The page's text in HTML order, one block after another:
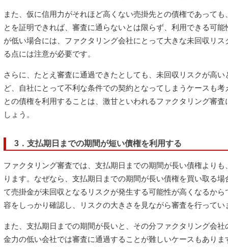
また、仮に信用力がそれほど高くない売掛先との債権であって
とを証明できれば、審査に通らないとは限らず、利用できる可
が低い場合には、ファクタリング会社にとって大きな未回収リ
る点には注意が必要です。
さらに、たとえ審査に通過できたとしても、未回収リスクが高
ど、自社にとって不利な条件での契約となってしまうケースも
との債権を利用することは、激甘といわれるファクタリング審
しょう。
3．支払期日までの期間が短い債権を利用する
ファクタリング審査では、支払期日までの期間が長い債権より
ります。なぜなら、支払期日までの期間が長い債権を買い取る
て売掛金が未回収となるリスクが発生する可能性が高くなるか
容をしっかり確認し、リスクの大きさを見ながら審査を行ってい
また、支払期日までの期間が長いと、その分ファクタリング会
金力の低い会社では審査に通過することが難しいケースもあり